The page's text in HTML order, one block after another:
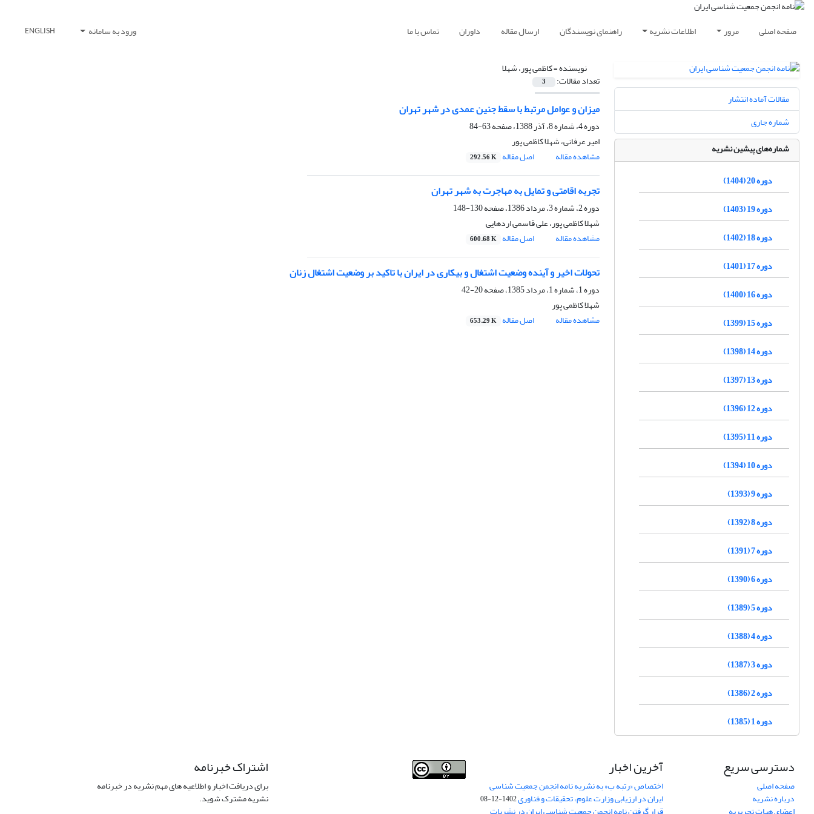
صفحه اصلی مرور اطلاعات نشریه راهنمای نویسندگان ارسال مقاله داوران تماس با ما ورود به سامانه ENGLISH
نویسنده =کاظمی پور، شهلا
تعداد مقالات: 3
میزان و عوامل مرتبط با سقط جنین عمدی در شهر تهران
دوره 4، شماره 8، آذر 1388، صفحه
63-84
امیر عرفانی، شهلا کاظمی پور
مشاهده مقاله
اصل مقاله 292.56 K
تجربه اقامتی و تمایل به مهاجرت به شهر تهران
دوره 2، شماره 3، مرداد 1386، صفحه
130-148
شهلا کاظمی پور، علی قاسمی اردهایی
مشاهده مقاله
اصل مقاله 600.68 K
تحولات اخیر و آینده وضعیت اشتغال و بیکاری در ایران با تاکید بر وضعیت اشتغال زنان
دوره 1، شماره 1، مرداد 1385، صفحه
20-42
شهلا کاظمی پور
مشاهده مقاله
اصل مقاله 653.29 K
مقالات آماده انتشار
شماره جاری
شماره‌های پیشین نشریه
دوره 20 (1404)
دوره 19 (1403)
دوره 18 (1402)
دوره 17 (1401)
دوره 16 (1400)
دوره 15 (1399)
دوره 14 (1398)
دوره 13 (1397)
دوره 12 (1396)
دوره 11 (1395)
دوره 10 (1394)
دوره 9 (1393)
دوره 8 (1392)
دوره 7 (1391)
دوره 6 (1390)
دوره 5 (1389)
دوره 4 (1388)
دوره 3 (1387)
دوره 2 (1386)
دوره 1 (1385)
دسترسی سریع
صفحه اصلی
درباره نشریه
آخرین اخبار
اختصاص «رتبه ب» به نشریه نامه انجمن جمعیت شناسی
ایران در ارزیابی وزارت علوم، تحقیقات و فناوری1402-12-08
اشتراک خبرنامه
برای دریافت اخبار و اطلاعیه های مهم نشریه در خبرنامه
نشریه مشترک شوید.